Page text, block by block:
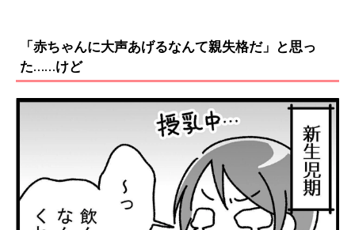
「赤ちゃんに大声あげるなんて親失格だ」と思っ
た……けど